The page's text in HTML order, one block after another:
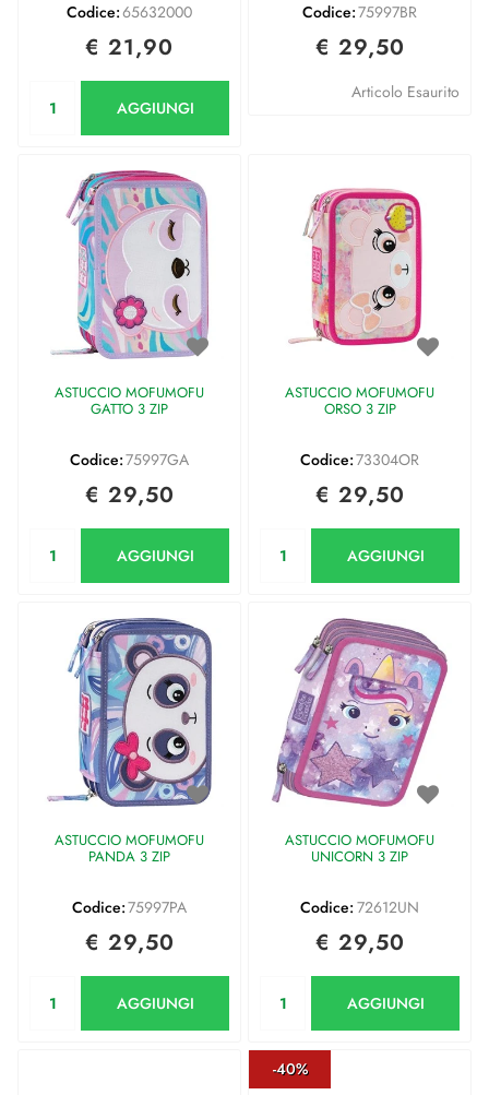
Codice:65632000
€ 21,90
AGGIUNGI
Codice:75997BR
€ 29,50
Articolo Esaurito
ASTUCCIO MOFUMOFU
GATTO 3 ZIP
Codice:75997GA
€ 29,50
AGGIUNGI
ASTUCCIO MOFUMOFU
ORSO 3 ZIP
Codice:73304OR
€ 29,50
AGGIUNGI
ASTUCCIO MOFUMOFU
PANDA 3 ZIP
Codice:75997PA
€ 29,50
AGGIUNGI
ASTUCCIO MOFUMOFU
UNICORN 3 ZIP
Codice: 72612UN
€ 29,50
AGGIUNGI
-40%